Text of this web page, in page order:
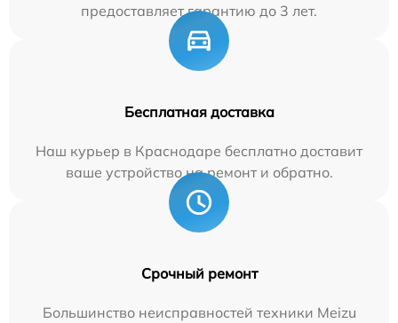
предоставляет гарантию до 3 лет.
Бесплатная доставка
Наш курьер в Краснодаре бесплатно доставит
ваше устройство на ремонт и обратно.
Срочный ремонт
Большинство неисправностей техники Meizu